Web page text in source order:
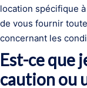
location spécifique
de vous fournir
concernant les
Est-ce que
caution ou